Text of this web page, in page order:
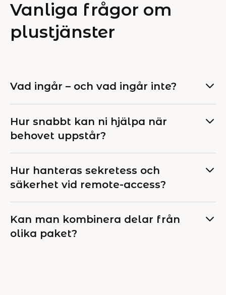
Vanliga frågor om
plustjänster
Vad ingår – och vad ingår inte?
Hur snabbt kan ni hjälpa när
behovet uppstår?
Hur hanteras sekretess och
säkerhet vid remote-access?
Kan man kombinera delar från
olika paket?